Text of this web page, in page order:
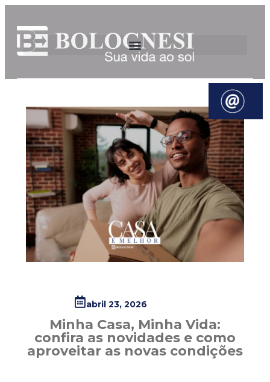
abril 23, 2026
Minha Casa, Minha Vida:
confira as novidades e como
aproveitar as novas condições